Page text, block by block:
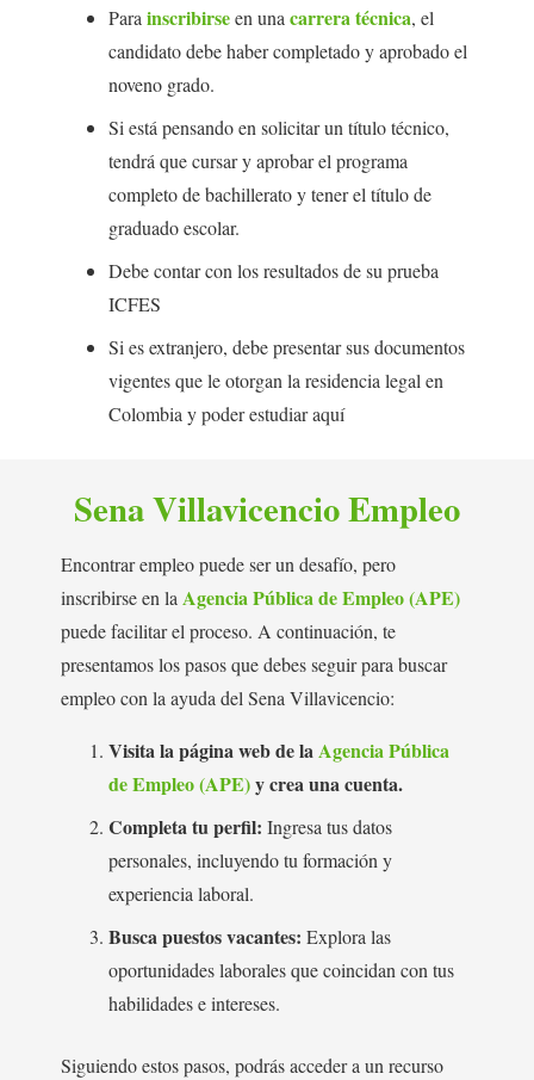
Parainscribirseen unacarrera técnica, el
candidato debe haber completado y aprobado el
noveno grado.
Si está pensando en solicitar un título técnico,
tendrá que cursar y aprobar el programa
completo de bachillerato y tener el título de
graduado escolar.
Debe contar con los resultados de su prueba
ICFES
Si es extranjero, debe presentar sus documentos
vigentes que le otorgan la residencia legal en
Colombia y poder estudiar aquí
Sena Villavicencio Empleo
Encontrar empleo puede ser un desafío, pero
inscribirse en laAgencia Pública de Empleo (APE)
puede facilitar el proceso. A continuación, te
presentamos los pasos que debes seguir para buscar
empleo con la ayuda del Sena Villavicencio:
Visita la página web de laAgencia Pública
de Empleo (APE)y crea una cuenta.
Completa tu perfil: Ingresa tus datos
personales, incluyendo tu formación y
experiencia laboral.
Busca puestos vacantes: Explora las
oportunidades laborales que coincidan con tus
habilidades e intereses.
Siguiendo estos pasos, podrás acceder a un recurso